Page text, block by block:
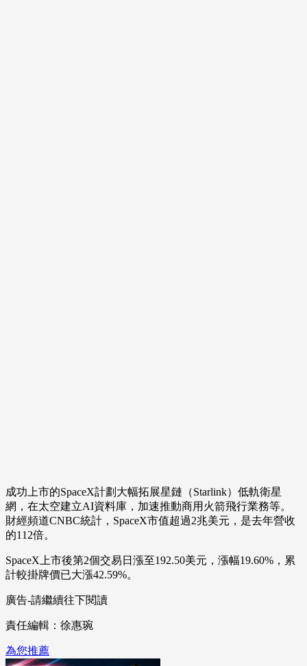
成功上市的SpaceX計劃大幅拓展星鏈（Starlink）低軌衛星
網，在太空建立AI資料庫，加速推動商用火箭飛行業務等。
財經頻道CNBC統計，SpaceX市值超過2兆美元，是去年營收
的112倍。
SpaceX上市後第2個交易日漲至192.50美元，漲幅19.60%，累
計較掛牌價已大漲42.59%。
廣告-請繼續往下閱讀
責任編輯：徐惠琬
為您推薦